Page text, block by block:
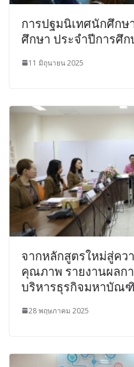
การปฐมนิเทศนักศึก
ศึกษา ประจำปีการศึก
11 มิถุนายน 2025
จากหลักสูตรใหม่สู่คว
คุณภาพ รายงานผลก
บริหารธุรกิจมหาบัณ
28 พฤษภาคม 2025